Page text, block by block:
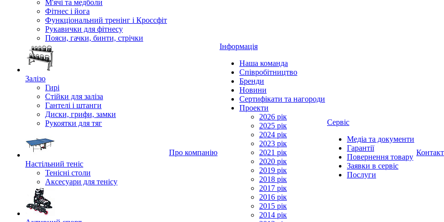
М'ячі та медболи
Фітнес і йога
Функціональний тренінг і Кроссфіт
Рукавички для фітнесу
Пояси, гачки, бинти, стрічки
Залізо
Гирі
Стійки для заліза
Гантелі і штанги
Диски, грифи, замки
Рукоятки для тяг
Настільний теніс
Тенісні столи
Аксесуари для тенісу
Про компанію
Інформація
Наша команда
Співробітництво
Бренди
Новини
Сертифікати та нагороди
Проекти
2026 рік
2025 рік
2024 рік
2023 рік
2021 рік
2020 рік
2019 рік
2018 рік
2017 рік
2016 рік
2015 рік
2014 рік
Сервіс
Медіа та документи
Гарантії
Повернення товару
Заявки в сервіс
Послуги